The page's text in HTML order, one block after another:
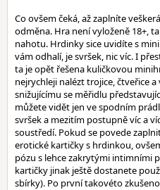
Co ovšem čeká, až zaplníte
odměna. Hra není vyloženě 18+,
nahotu. Hrdinky sice uvidíte s
vám odhalí, je svršek, nic víc. I
ta je opět řešena kuličkovou
nejrychleji nalézt trojice, čtveřice
snižujícímu se měřidlu
můžete vidět jen ve spodním
svršek a mezitím postupně víc a
soustředí. Pokud se povede
erotické kartičky s hrdinkou,
pózu s lehce zakrytými intimními
kartičky jinak ještě dostanete
sbírky). Po první takovéto